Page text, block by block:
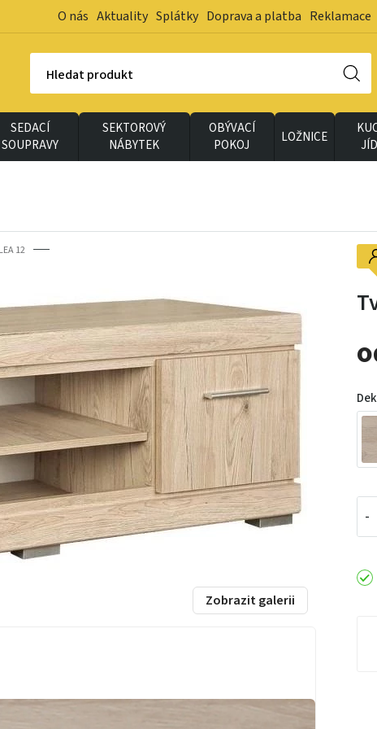
O nás Aktuality Splátky Doprava a platba Reklamace
Hledat produkt
SEDACÍ
SOUPRAVY
SEKTOROVÝ
NÁBYTEK
OBÝVACÍ
POKOJ
LOŽNICE
12
Zobrazit galerii